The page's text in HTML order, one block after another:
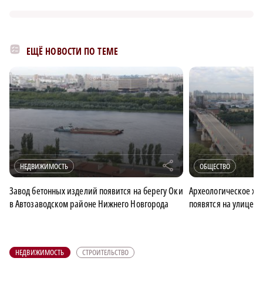
ЕЩЁ НОВОСТИ ПО ТЕМЕ
НЕДВИЖИМОСТЬ r
Завод бетонных изделий появится на берегу Оки
в Автозаводском районе Нижнего Новгорода
ОБЩЕСТВО
Археологическое
появятся на улице
НЕДВИЖИМОСТЬ СТРОИТЕЛЬСТВО